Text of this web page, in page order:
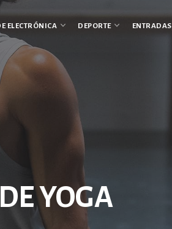
ELECTRÓNICA DEPORTE ENTRADAS
YOGA